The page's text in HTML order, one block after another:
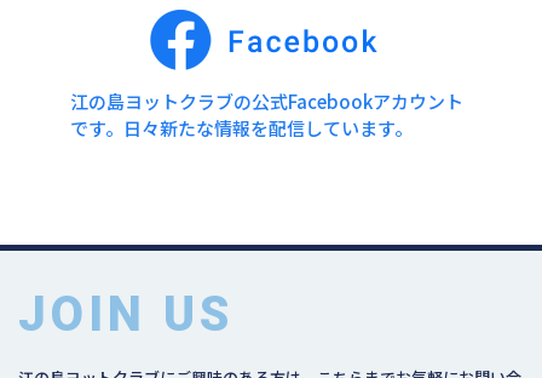
江の島ヨットクラブの公式Facebookアカウント
です。日々新たな情報を配信しています。
JOIN US